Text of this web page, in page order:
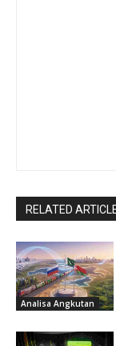
RELATED
Analisa Angkutan